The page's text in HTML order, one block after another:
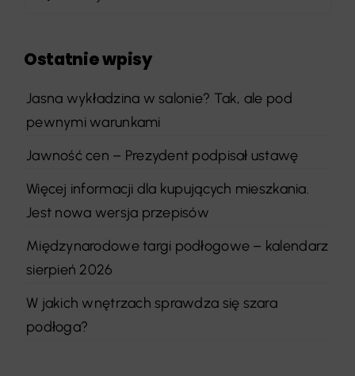
Ostatnie wpisy
Jasna wykładzina w salonie? Tak, ale pod
pewnymi warunkami
Jawność cen – Prezydent podpisał ustawę
Więcej informacji dla kupujących mieszkania.
Jest nowa wersja przepisów
Międzynarodowe targi podłogowe – kalendarz
sierpień 2026
W jakich wnętrzach sprawdza się szara
podłoga?